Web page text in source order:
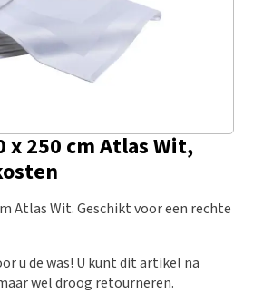
x 250 cm Atlas Wit,
Atlas Wit. Geschikt voor een rechte
u de was! U kunt dit artikel na
wel droog retourneren.